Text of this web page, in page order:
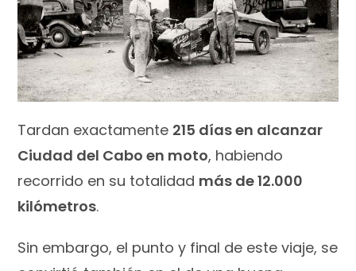
Tardan exactamente 215 días en alcanzar
Ciudad del Cabo en moto, habiendo
recorrido en su totalidad más de 12.000
kilómetros.
Sin embargo, el punto y final de este viaje, se